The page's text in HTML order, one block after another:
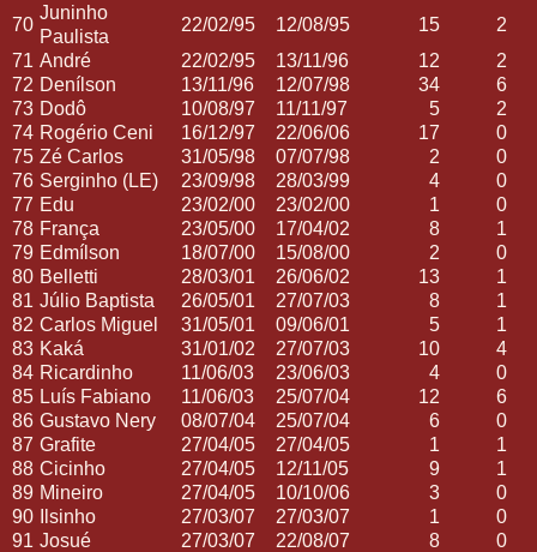
70
Juninho
Paulista
22/02/95 12/08/95 15
2
71 André 22/02/95 13/11/96 12
2
72 Denílson 13/11/96 12/07/98 34
6
73 Dodô 10/08/97 11/11/97 5
2
74 Rogério Ceni 16/12/97 22/06/06 17
0
75 Zé Carlos 31/05/98 07/07/98 2
0
76 Serginho (LE) 23/09/98 28/03/99 4
0
77 Edu 23/02/00 23/02/00 1
0
78 França 23/05/00 17/04/02 8
1
79 Edmílson 18/07/00 15/08/00 2
0
80 Belletti 28/03/01 26/06/02 13
1
81 Júlio Baptista 26/05/01 27/07/03 8
1
82 Carlos Miguel 31/05/01 09/06/01 5
1
83 Kaká 31/01/02 27/07/03 10
4
84 Ricardinho 11/06/03 23/06/03 4
0
85 Luís Fabiano 11/06/03 25/07/04 12
6
86 Gustavo Nery 08/07/04 25/07/04 6
0
87 Grafite 27/04/05 27/04/05 1
1
88 Cicinho 27/04/05 12/11/05 9
1
89 Mineiro 27/04/05 10/10/06 3
0
90
Ilsinho 27/03/07 27/03/07 1
0
91 Josué 27/03/07 22/08/07 8
0